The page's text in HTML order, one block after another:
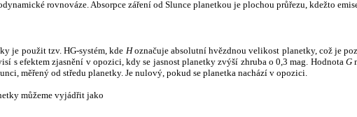
rovnováze. Absorpce záření od Slunce planetkou je plochou průřezu, kdežto
je použit tzv. HG-systém, kde Hoznačuje absolutní hvězdnou velikost planetky, což je
s efektem zjasnění v opozici, kdy se jasnost planetky zvýší zhruba o 0,3 mag. HodnotaG
měřený od středu planetky. Je nulový, pokud se planetka nachází v opozici.
můžeme vyjádřit jako